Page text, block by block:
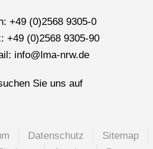
+49 (0)2568 9305-0
+49 (0)2568 9305-90
info@lma-nrw.de
Sie uns auf
Datenschutz
Sitemap